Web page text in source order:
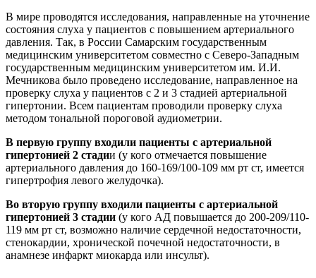
В мире проводятся исследования, направленные на уточнение
состояния слуха у пациентов с повышением артериального
давления. Так, в России Самарским государственным
медицинским университетом совместно с Северо-Западным
государственным медицинским университетом им. И.И.
Мечникова было проведено исследование, направленное на
проверку слуха у пациентов с 2 и 3 стадией артериальной
гипертонии. Всем пациентам проводили проверку слуха
методом тональной пороговой аудиометрии.
В первую группу входили пациенты с артериальной
гипертонией 2 стадии (у кого отмечается повышение
артериального давления до 160-169/100-109 мм рт ст, имеется
гипертрофия левого желудочка).
Во вторую группу входили пациенты с артериальной
гипертонией 3 стадии (у кого АД повышается до 200-209/110-
119 мм рт ст, возможно наличие сердечной недостаточности,
стенокардии, хронической почечной недостаточности, в
анамнезе инфаркт миокарда или инсульт).